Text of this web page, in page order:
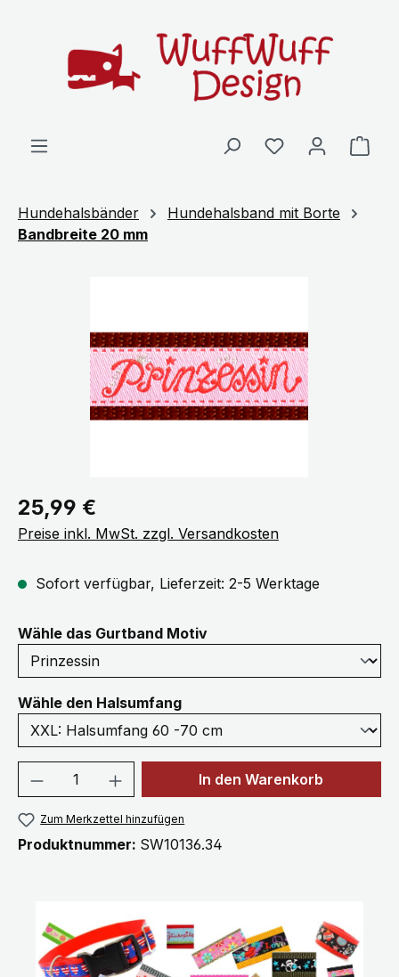
Hundehalsbänder
Hundehalsband mit Borte
Bandbreite 20 mm
Regulärer Preis:
25,99 €
Preise inkl. MwSt. zzgl. Versandkosten
Sofort verfügbar, Lieferzeit: 2-5 Werktage
Wähle das Gurtband Motivauswählen
Wähle den Halsumfangauswählen
Produkt Anzahl: Gib denIn den Warenkorb
Zum Merkzettel hinzufügen
Produktnummer: SW10136.34